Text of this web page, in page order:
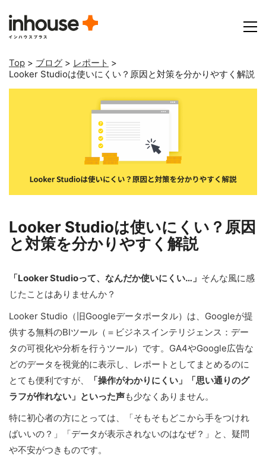
Top > ブログ > レポート >
Looker Studioは使いにくい？原因と対策を分かりやすく解説
Looker Studioは使いにくい？原因
と対策を分かりやすく解説
「Looker Studioって、なんだか使いにくい…」 そんな風に感
じたことはありませんか？
Looker Studio（旧Googleデータポータル）は、Googleが提
供する無料のBIツール（＝ビジネスインテリジェンス：デー
タの可視化や分析を行うツール）です。GA4やGoogle広告な
どのデータを視覚的に表示し、レポートとしてまとめるのに
とても便利ですが、
「操作がわかりにくい」「思い通りのグ
ラフが作れない」といった声も少なくありません。
特に初心者の方にとっては、「そもそもどこから手をつけれ
ばいいの？」「データが表示されないのはなぜ？」と、疑問
や不安がつきものです。